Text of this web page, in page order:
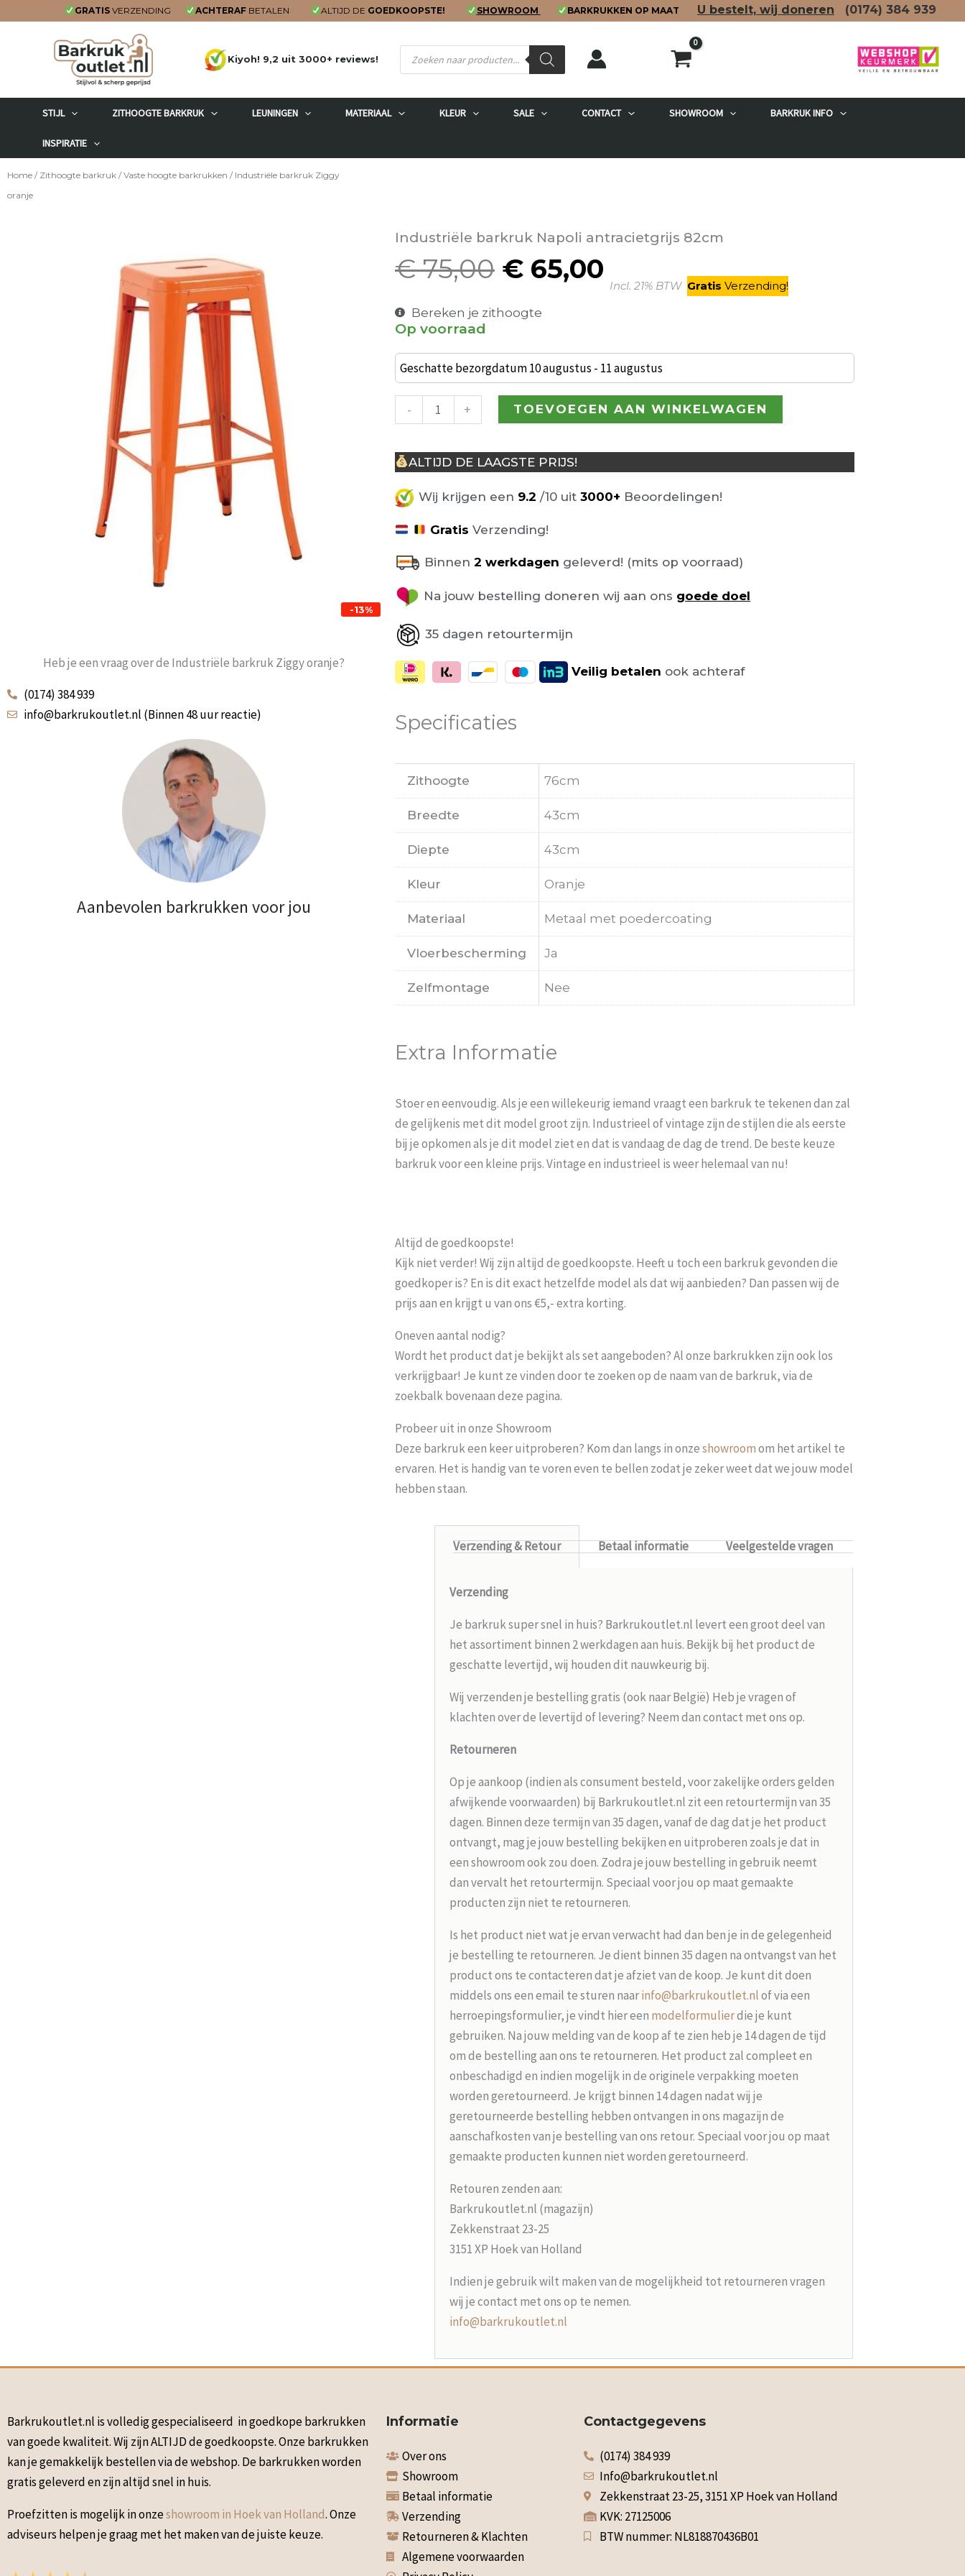
GRATIS VERZENDING ACHTERAF BETALEN ALTIJD DE GOEDKOOPSTE! SHOWROOM BARKRUKKEN OP MAAT U bestelt, wij doneren (0174) 384 939
Kiyoh! 9,2 uit 3000+ reviews!
Producten
zoeken
STIJL ZITHOOGTE BARKRUK LEUNINGEN MATERIAAL KLEUR SALE CONTACT SHOWROOM BARKRUK INFO
INSPIRATIE
Home / Zithoogte barkruk / Vaste hoogte barkrukken / Industriële barkruk Ziggy
oranje
-13%
Heb je een vraag over de Industriële barkruk Ziggy oranje?
(0174) 384 939
info@barkrukoutlet.nl (Binnen 48 uur reactie)
Aanbevolen barkrukken voor jou
Industriële barkruk Napoli antracietgrijs 82cm
€75,00 Oorspronkelijke
was:
€ 65,00 Huidige
prijs
Incl. 21% BTW Gratis Verzending!
Bereken je zithoogte
Op voorraad
Geschatte bezorgdatum 10 augustus - 11 augustus
-
barkruk
Ziggy
aantal
+ TOEVOEGEN AAN WINKELWAGEN
ALTIJD DE LAAGSTE PRIJS!
Wij krijgen een 9.2 /10 uit 3000+ Beoordelingen!
Gratis Verzending!
Binnen 2 werkdagen geleverd! (mits op voorraad)
Na jouw bestelling doneren wij aan ons goede doel
35 dagen retourtermijn
Veilig betalen ook achteraf
Specificaties
Zithoogte 76cm
Breedte 43cm
Diepte 43cm
Kleur Oranje
Materiaal Metaal met poedercoating
Vloerbescherming Ja
Zelfmontage Nee
Extra Informatie
Stoer en eenvoudig. Als je een willekeurig iemand vraagt een barkruk te tekenen dan zal
de gelijkenis met dit model groot zijn. Industrieel of vintage zijn de stijlen die als eerste
bij je opkomen als je dit model ziet en dat is vandaag de dag de trend. De beste keuze
barkruk voor een kleine prijs. Vintage en industrieel is weer helemaal van nu!
Altijd de goedkoopste!
Kijk niet verder! Wij zijn altijd de goedkoopste. Heeft u toch een barkruk gevonden die
goedkoper is? En is dit exact hetzelfde model als dat wij aanbieden? Dan passen wij de
prijs aan en krijgt u van ons €5,- extra korting.
Oneven aantal nodig?
Wordt het product dat je bekijkt als set aangeboden? Al onze barkrukken zijn ook los
verkrijgbaar! Je kunt ze vinden door te zoeken op de naam van de barkruk, via de
zoekbalk bovenaan deze pagina.
Probeer uit in onze Showroom
Deze barkruk een keer uitproberen? Kom dan langs in onzeshowroomom het artikel te
ervaren. Het is handig van te voren even te bellen zodat je zeker weet dat we jouw model
hebben staan.
Verzending & Retour Betaal informatie Veelgestelde vragen
Verzending
Je barkruk super snel in huis? Barkrukoutlet.nl levert een groot deel van
het assortiment binnen 2 werkdagen aan huis. Bekijk bij het product de
geschatte levertijd, wij houden dit nauwkeurig bij.
Wij verzenden je bestelling gratis (ook naar België) Heb je vragen of
klachten over de levertijd of levering? Neem dan contact met ons op.
Retourneren
Op je aankoop (indien als consument besteld, voor zakelijke orders gelden
afwijkende voorwaarden) bij Barkrukoutlet.nl zit een retourtermijn van 35
dagen. Binnen deze termijn van 35 dagen, vanaf de dag dat je het product
ontvangt, mag je jouw bestelling bekijken en uitproberen zoals je dat in
een showroom ook zou doen. Zodra je jouw bestelling in gebruik neemt
dan vervalt het retourtermijn. Speciaal voor jou op maat gemaakte
producten zijn niet te retourneren.
Is het product niet wat je ervan verwacht had dan ben je in de gelegenheid
je bestelling te retourneren. Je dient binnen 35 dagen na ontvangst van het
product ons te contacteren dat je afziet van de koop. Je kunt dit doen
middels ons een email te sturen naarinfo@barkrukoutlet.nlof via een
herroepingsformulier, je vindt hier een modelformulierdie je kunt
gebruiken. Na jouw melding van de koop af te zien heb je 14 dagen de tijd
om de bestelling aan ons te retourneren. Het product zal compleet en
onbeschadigd en indien mogelijk in de originele verpakking moeten
worden geretourneerd. Je krijgt binnen 14 dagen nadat wij je
geretourneerde bestelling hebben ontvangen in ons magazijn de
aanschafkosten van je bestelling van ons retour. Speciaal voor jou op maat
gemaakte producten kunnen niet worden geretourneerd.
Retouren zenden aan:
Barkrukoutlet.nl (magazijn)
Zekkenstraat 23-25
3151 XP Hoek van Holland
Indien je gebruik wilt maken van de mogelijkheid tot retourneren vragen
wij je contact met ons op te nemen.
info@barkrukoutlet.nl
Barkrukoutlet.nl is volledig gespecialiseerd in goedkope barkrukken
van goede kwaliteit. Wij zijn ALTIJD de goedkoopste. Onze barkrukken
kan je gemakkelijk bestellen via de webshop. De barkrukken worden
gratis geleverd en zijn altijd snel in huis.
Proefzitten is mogelijk in onzeshowroom in Hoek van Holland. Onze
adviseurs helpen je graag met het maken van de juiste keuze.
Informatie
Over ons
Showroom
Betaal informatie
Verzending
Retourneren & Klachten
Algemene voorwaarden
Contactgegevens
(0174) 384 939
Info@barkrukoutlet.nl
Zekkenstraat 23-25, 3151 XP Hoek van Holland
KVK: 27125006
BTW nummer: NL818870436B01